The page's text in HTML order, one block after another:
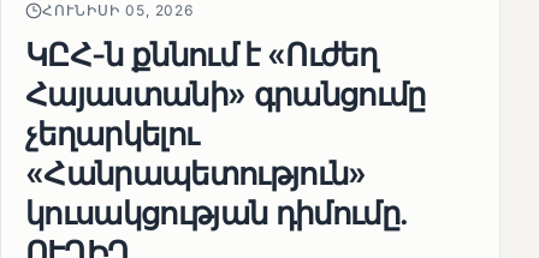
ՀՈՒՆԻՍԻ 05, 2026
ԿԸՀ-ն քննում է «Ուժեղ
Հայաստանի» գրանցումը
չեղարկելու
«Հանրապետություն»
կուսակցության դիմումը.